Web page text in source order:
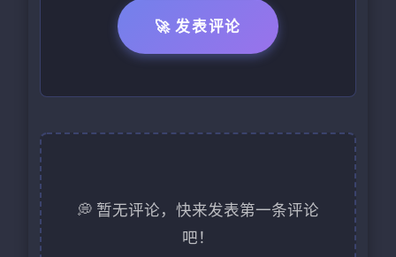
🚀 发表评论
💭 暂无评论，快来发表第一条评论
吧！